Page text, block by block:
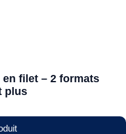
en filet – 2 formats
plus